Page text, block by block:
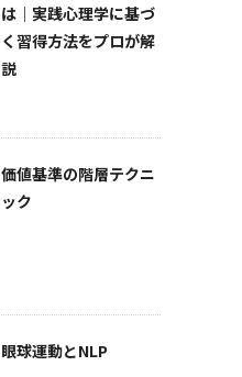
は｜実践心理学に基づ
く習得方法をプロが解
説
価値基準の階層テクニ
ック
眼球運動とNLP